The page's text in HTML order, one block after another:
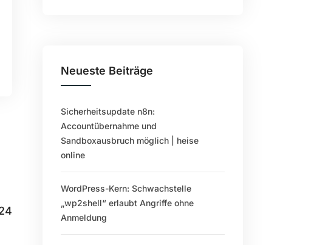
Neueste Beiträge
Sicherheitsupdate n8n:
Accountübernahme und
Sandboxausbruch möglich | heise
online
WordPress-Kern: Schwachstelle
„wp2shell“ erlaubt Angriffe ohne
Anmeldung